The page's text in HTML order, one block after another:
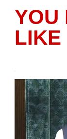
YOU
LIKE